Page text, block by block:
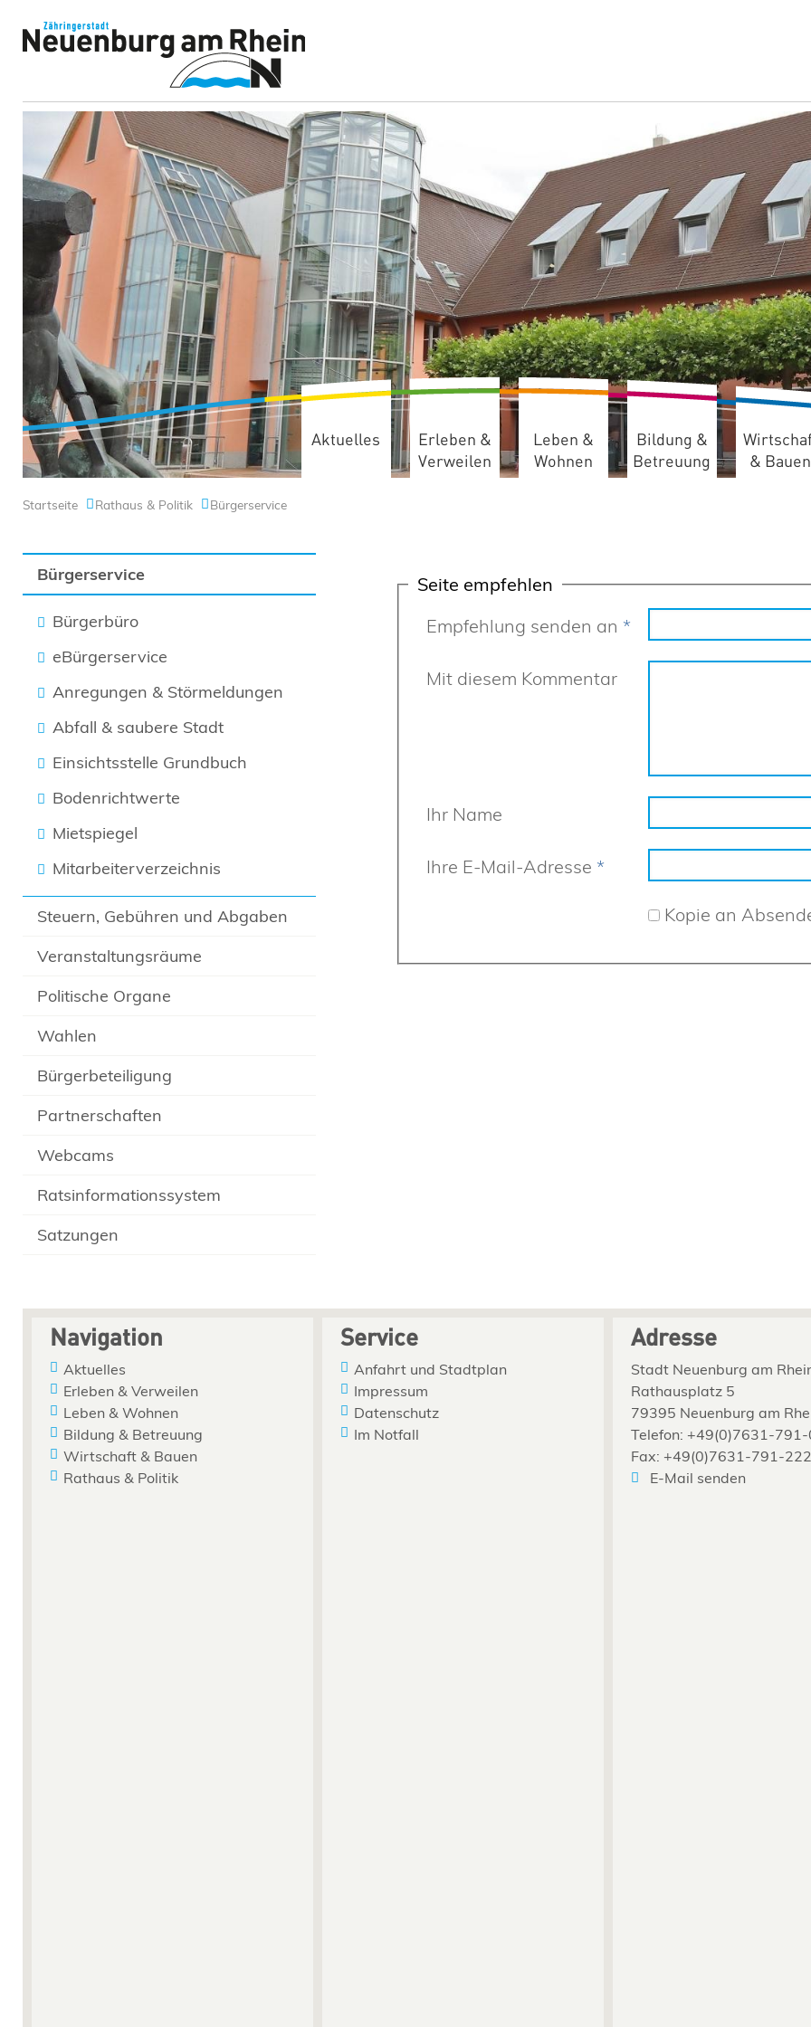
Aktuelles
Erleben &
Verweilen
Leben &
Wohnen
Bildung &
Betreuung
& Bauen
Startseite Rathaus & Politik Bürgerservice
Bürgerservice
Bürgerbüro
eBürgerservice
Anregungen & Störmeldungen
Abfall & saubere Stadt
Einsichtsstelle Grundbuch
Bodenrichtwerte
Mietspiegel
Mitarbeiterverzeichnis
Steuern, Gebühren und Abgaben
Veranstaltungsräume
Politische Organe
Wahlen
Bürgerbeteiligung
Partnerschaften
Webcams
Ratsinformationssystem
Satzungen
Seite empfehlen
Empfehlung senden an *
Mit diesem Kommentar
Ihr Name
Ihre E-Mail-Adresse *
Kopie an
Navigation
Aktuelles
Erleben & Verweilen
Leben & Wohnen
Bildung & Betreuung
Wirtschaft & Bauen
Rathaus & Politik
Service
Anfahrt und Stadtplan
Impressum
Datenschutz
Im Notfall
Adresse
Stadt Neuenburg am
Rathausplatz 5
79395 Neuenburg am
Telefon: +49(0)7631-
Fax: +49(0)7631-791-222
E-Mail senden